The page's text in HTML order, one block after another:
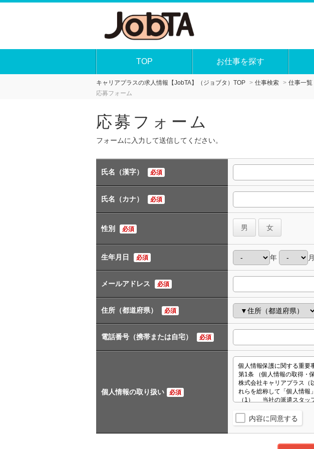
TOP お仕事を探す
キャリアプラスの求人情報【JobTA】（ジョブタ）TOP 仕事検索 仕事一覧
応募フォーム
応募フォーム
フォームに入力して送信してください。
氏名（漢字） 必須
氏名（カナ） 必須
性別 必須 男 女
生年月日 必須 年 月
メールアドレス 必須
住所（都道府県） 必須
電話番号（携帯または自宅） 必須
個人情報の取り扱い 必須
内容に同意する